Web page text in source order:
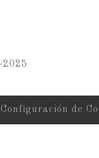
Configuración de